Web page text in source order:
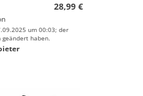
28,99 €
um 00:03; der
geändert haben.